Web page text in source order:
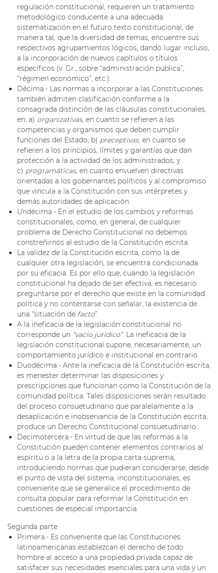
regulación constitucional, requieren un tratamiento
metodológico conducente a una adecuada
sistematización en el futuro texto constitucional, de
manera tal, que la diversidad de temas, encuentre sus
respectivos agrupamientos lógicos, dando lugar incluso,
a la incorporación de nuevos capítulos o títulos
específicos (v. Gr., sobre “administración pública”,
“régimen económico”, etc.).
Décima.- Las normas a incorporar a las Constituciones
también admiten clasificación conforme a la
consagrada distinción de las cláusulas constitucionales,
en: a) organizativas, en cuanto se refieren a las
competencias y organismos que deben cumplir
funciones del Estado; b) preceptivas, en cuanto se
refieren a los principios, límites y garantías que dan
protección a la actividad de los administrados; y
c) programáticas, en cuanto envuelven directivas
orientadas a los gobernantes políticos y al compromiso
que vincula a la Constitución con sus intérpretes y
demás autoridades de aplicación.
Undécima.- En el estudio de los cambios y reformas
constitucionales, como, en general, de cualquier
problema de Derecho Constitucional no debemos
constreñirnos al estudio de la Constitución escrita.
La validez de la Constitución escrita, como la de
cualquier otra legislación, se encuentra condicionada
por su eficacia. Es por ello que, cuando la legislación
constitucional ha dejado de ser efectiva, es necesario
preguntarse por el derecho que existe en la comunidad
política y no contentarse con señalar, la existencia de
una “situación de facto”.
A la ineficacia de la legislación constitucional no
corresponde un “vacío jurídico”. La ineficacia de la
legislación constitucional supone, necesariamente, un
comportamiento jurídico e institucional en contrario.
Duodécima.- Ante la ineficacia de la Constitución escrita,
es menester determinar las disposiciones y
prescripciones que funcionan como la Constitución de la
comunidad política. Tales disposiciones serán resultado
del proceso consuetudinario que paralelamente a la
desaplicación e inobservancia de la Constitución escrita,
produce un Derecho Constitucional consuetudinario.
Decimotercera.- En virtud de que las reformas a la
Constitución pueden contener elementos contrarios al
espíritu o a la letra de la propia carta suprema,
introduciendo normas que pudieran considerarse, desde
el punto de vista del sistema, inconstitucionales, es
conveniente que se generalice el procedimiento de
consulta popular para reformar la Constitución en
cuestiones de especial importancia.
Segunda parte
Primera.- Es conveniente que las Constituciones
latinoamericanas establezcan el derecho de todo
hombre al acceso a una propiedad privada capaz de
satisfacer sus necesidades esenciales para una vida y un